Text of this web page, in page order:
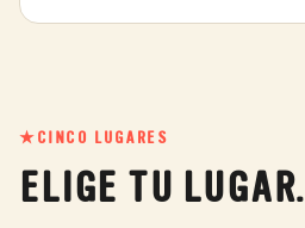
★CINCO LUGARES
ELIGE TU LUGAR.